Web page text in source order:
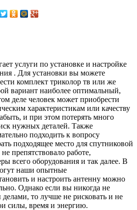
услуги по установке и настройке
. Для установки вы можете
комплект триколор тв или же
вариант наиболее оптимальный,
деле человек может приобрести
характеристикам или качеству
и при этом потерять много
нужных деталей. Также
подходить к вопросу
подходящее место для спутниковой
препятствовало работе,
всего оборудования и так далее. В
наши опытные
и настроить антенну можно
Однако если вы никогда не
то лучше не рисковать и не
силы, время и энергию.